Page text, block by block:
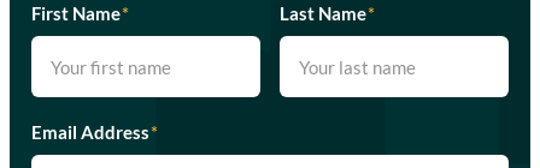
First Name* Last Name*
Email Address*